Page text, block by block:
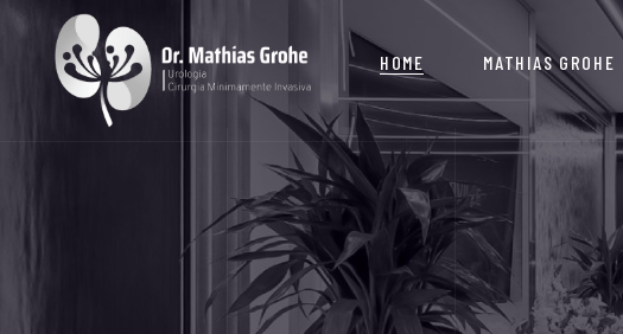
HOME MATHIAS GROHE